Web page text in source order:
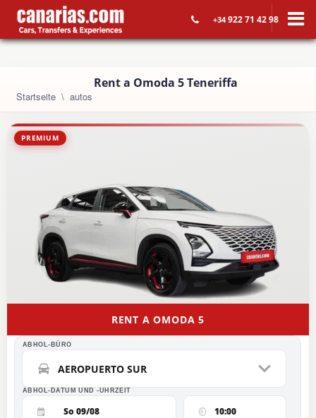
+34922 71 42 98
Rent a Omoda 5 Teneriffa
Startseite autos
PREMIUM
RENT A OMODA 5
ABHOL-BÜRO
AEROPUERTO SUR
ABHOL-DATUM UND -UHRZEIT
So 09/08 10:00